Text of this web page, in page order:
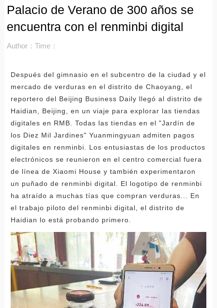
Palacio de Verano de 300 años se
encuentra con el renminbi digital
Author： Time：
Después del gimnasio en el subcentro de la ciudad y el
mercado de verduras en el distrito de Chaoyang, el
reportero del Beijing Business Daily llegó al distrito de
Haidian, Beijing, en un viaje para explorar las tiendas
digitales en RMB. Todas las tiendas en el "Jardín de
los Diez Mil Jardines" Yuanmingyuan admiten pagos
digitales en renminbi. Los entusiastas de los productos
electrónicos se reunieron en el centro comercial fuera
de línea de Xiaomi House y también experimentaron
un puñado de renminbi digital. El logotipo de renminbi
ha atraído a muchas tías que compran verduras... En
el trabajo piloto del renminbi digital, el distrito de
Haidian lo está probando primero.